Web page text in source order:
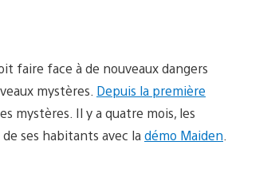
faire face à de nouveaux dangers
mystères. Depuis la première
mystères. Il y a quatre mois, les
ses habitants avec la démo Maiden